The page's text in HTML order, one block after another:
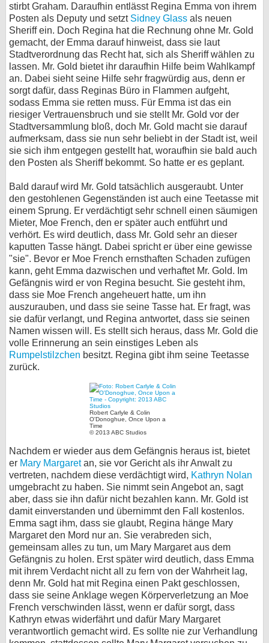
stirbt Graham. Daraufhin entlässt Regina Emma von ihrem
Posten als Deputy und setzt Sidney Glass als neuen
Sheriff ein. Doch Regina hat die Rechnung ohne Mr. Gold
gemacht, der Emma darauf hinweist, dass sie laut
Stadtverordnung das Recht hat, sich als Sheriff wählen zu
lassen. Mr. Gold bietet ihr daraufhin Hilfe beim Wahlkampf
an. Dabei sieht seine Hilfe sehr fragwürdig aus, denn er
sorgt dafür, dass Reginas Büro in Flammen aufgeht,
sodass Emma sie retten muss. Für Emma ist das ein
riesiger Vertrauensbruch und sie stellt Mr. Gold vor der
Stadtversammlung bloß, doch Mr. Gold macht sie darauf
aufmerksam, dass sie nun sehr beliebt in der Stadt ist, weil
sie sich ihm entgegen gestellt hat, woraufhin sie bald auch
den Posten als Sheriff bekommt. So hatte er es geplant.
Bald darauf wird Mr. Gold tatsächlich ausgeraubt. Unter
den gestohlenen Gegenständen ist auch eine Teetasse mit
einem Sprung. Er verdächtigt sehr schnell einen säumigen
Mieter, Moe French, den er später auch entführt und
verhört. Es wird deutlich, dass Mr. Gold sehr an dieser
kaputten Tasse hängt. Dabei spricht er über eine gewisse
"sie". Bevor er Moe French ernsthaften Schaden zufügen
kann, geht Emma dazwischen und verhaftet Mr. Gold. Im
Gefängnis wird er von Regina besucht. Sie gesteht ihm,
dass sie Moe French angeheuert hatte, um ihn
auszurauben, und dass sie seine Tasse hat. Er fragt, was
sie dafür verlangt, und Regina antwortet, dass sie seinen
Namen wissen will. Es stellt sich heraus, dass Mr. Gold die
volle Erinnerung an sein einstiges Leben als
Rumpelstilzchen besitzt. Regina gibt ihm seine Teetasse
zurück.
Robert Carlyle & Colin
O'Donoghue, Once Upon a
Time
© 2013 ABC Studios
Nachdem er wieder aus dem Gefängnis heraus ist, bietet
er Mary Margaretan, sie vor Gericht als ihr Anwalt zu
vertreten, nachdem diese verdächtigt wird, Kathryn Nolan
umgebracht zu haben. Sie nimmt sein Angebot an, sagt
aber, dass sie ihn dafür nicht bezahlen kann. Mr. Gold ist
damit einverstanden und übernimmt den Fall kostenlos.
Emma sagt ihm, dass sie glaubt, Regina hänge Mary
Margaret den Mord nur an. Sie verabreden sich,
gemeinsam alles zu tun, um Mary Margaret aus dem
Gefängnis zu holen. Erst später wird deutlich, dass Emma
mit ihrem Verdacht nicht all zu fern von der Wahrheit lag,
denn Mr. Gold hat mit Regina einen Pakt geschlossen,
dass sie seine Anklage wegen Körperverletzung an Moe
French verschwinden lässt, wenn er dafür sorgt, dass
Kathryn etwas widerfährt und dafür Mary Margaret
verantwortlich gemacht wird. Es sollte nie zur Verhandlung